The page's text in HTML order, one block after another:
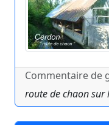
Commentaire de
route de chaon sur